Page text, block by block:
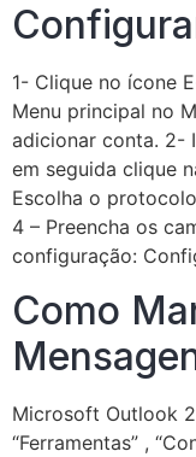
1- Clique no ícone
Menu principal no
adicionar conta. 2-
em seguida clique
Escolha o
4 – Preencha os
configuração:
Como
Microsoft Outlook
“Ferramentas” ,